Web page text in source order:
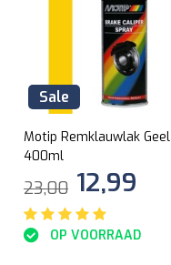
Sale
Motip Remklauwlak Geel
400ml
23,00 12,99
OP VOORRAAD